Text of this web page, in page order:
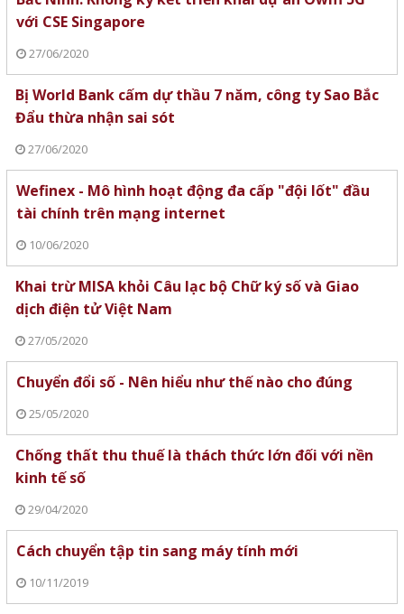
với CSE Singapore
27/06/2020
Bị World Bank cấm dự thầu 7 năm, công ty Sao Bắc
Đẩu thừa nhận sai sót
27/06/2020
Wefinex - Mô hình hoạt động đa cấp "đội lốt" đầu
tài chính trên mạng internet
10/06/2020
Khai trừ MISA khỏi Câu lạc bộ Chữ ký số và Giao
dịch điện tử Việt Nam
27/05/2020
Chuyển đổi số - Nên hiểu như thế nào cho đúng
25/05/2020
Chống thất thu thuế là thách thức lớn đối với nền
kinh tế số
29/04/2020
Cách chuyển tập tin sang máy tính mới
10/11/2019